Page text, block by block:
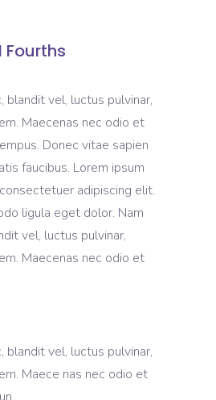
Fourths
blandit vel, luctus pulvinar,
Maecenas nec odio et
Donec vitae sapien
faucibus. Lorem ipsum
adipiscing elit.
ligula eget dolor. Nam
vel, luctus pulvinar,
Maecenas nec odio et
blandit vel, luctus pulvinar,
Maece nas nec odio et